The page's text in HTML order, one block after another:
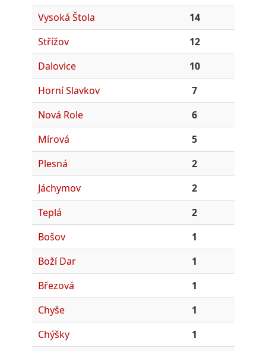
Vysoká Štola
14
Střížov
12
Dalovice
10
Horní Slavkov
7
Nová Role
6
Mírová
5
Plesná
2
Jáchymov
2
Teplá
2
Bošov
1
Boží Dar
1
Březová
1
Chyše
1
Chýšky
1